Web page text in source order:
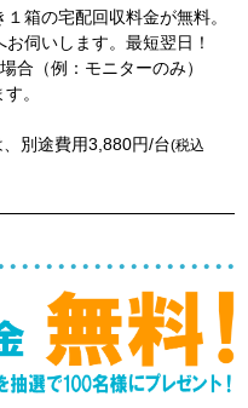
箱の宅配回収料金が無料。
伺いします。最短翌日！
合（例：モニターのみ）
。
別途費用3,880円/台(税込